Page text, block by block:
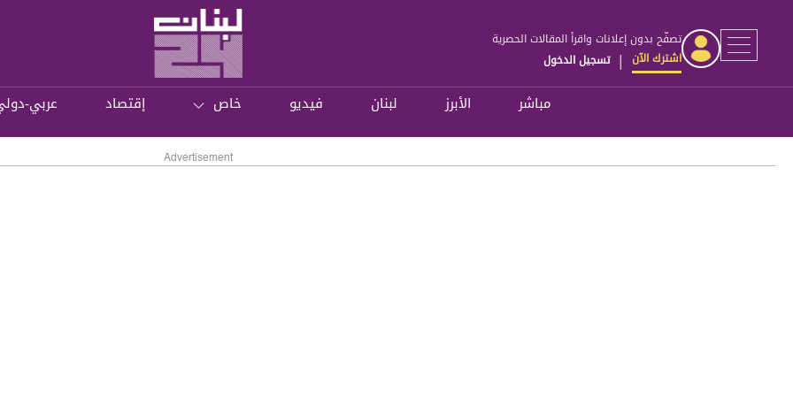
تصفّح بدون إعلانات واقرأ المقالات الحصرية
اشترك الآن | تسجيل الدخول
مباشر الأبرز لبنان فيديو خاص إقتصاد عربي-
Advertisement